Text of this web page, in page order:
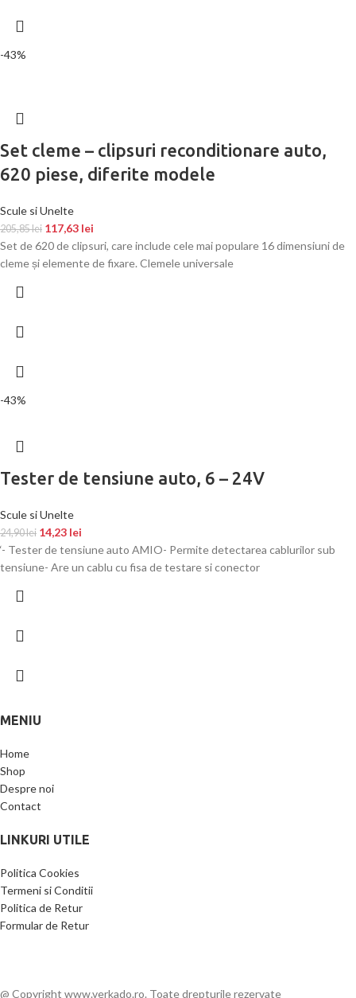
-43%
Set cleme – clipsuri reconditionare auto,
620 piese, diferite modele
Scule si Unelte
205,85lei 117,63 lei
Set de 620 de clipsuri, care include cele mai populare 16 dimensiuni de
cleme și elemente de fixare. Clemele universale
-43%
Tester de tensiune auto, 6 – 24V
Scule si Unelte
24,90lei 14,23 lei
‘- Tester de tensiune auto AMIO- Permite detectarea cablurilor sub
tensiune- Are un cablu cu fisa de testare si conector
MENIU
Home
Shop
Despre noi
Contact
LINKURI UTILE
Politica Cookies
Termeni si Conditii
Politica de Retur
Formular de Retur
@ Copyright www.verkado.ro. Toate drepturile rezervate